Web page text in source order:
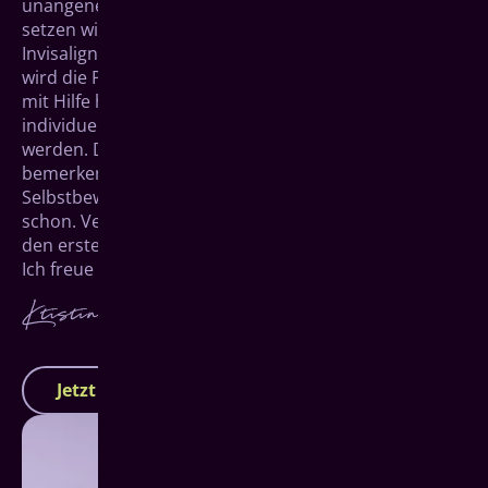
unangenehme und unschöne Zahnspangen waren,
setzen wir mit unserer unsichtbaren Zahnspange von
Invisalign
wird die Position Deiner Zähne behutsam korrigiert –
mit Hilfe hauchdünner Kunststoffschienen, die
individuell und millimetergenau für Dich angefertigt
werden. Die Schiene selbst wird kaum jemand
bemerken. Das strahlende Lächeln voller
Selbstbewusstsein am Ende der Behandlung aber
schon. Vereinbare gleich einen Termin und mache
den ersten Schritt in ein schöneres Leben.
Ich freue mich auf Dich!
Jetzt Termin vereinbaren